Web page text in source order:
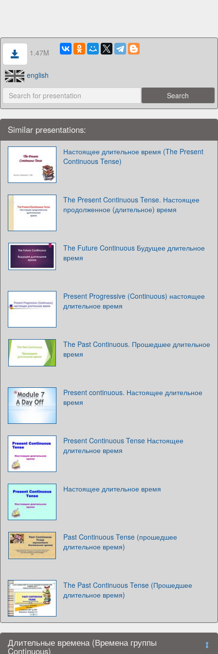
1.47M
english
Similar presentations:
Настоящее длительное время (The Present
Continuous Tense)
The Present Continuous Tense. Настоящее
продолженное (длительное) время
The Future Continuous Будущее длительное
время
Present Progressive (Continuous) настоящее
длительное время
The Past Continuous. Прошедшее длительное
время
Present continuous. Настоящее длительное
время
Present Continuous Tense Настоящее
длительное время
Настоящее длительное время
Past Continuous Tense (прошедшее
длительное время)
The Past Continuous Tense (Прошедшее
длительное время)
Длительные времена (Времена группы
Continuous)